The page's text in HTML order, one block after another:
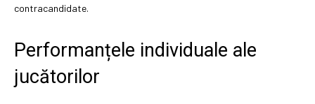
contracandidate.
Performanțele individuale ale
jucătorilor